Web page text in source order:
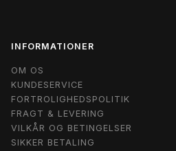
INFORMATIONER
OM OS
KUNDESERVICE
FORTROLIGHEDSPOLITIK
FRAGT & LEVERING
VILKÅR OG BETINGELSER
SIKKER BETALING